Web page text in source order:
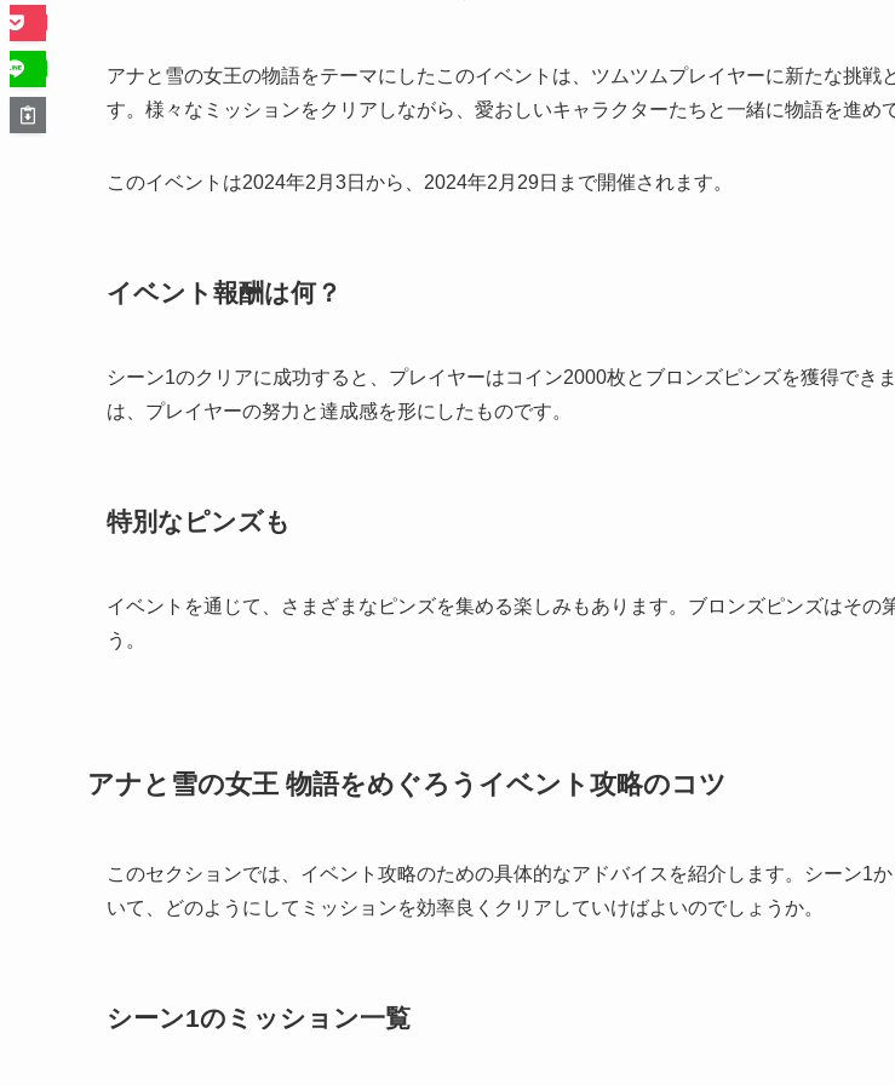
アナと雪の女王の物語をテーマにしたこのイベントは、ツムツムプレイヤーに新たな挑戦
す。様々なミッションをクリアしながら、愛おしいキャラクターたちと一緒に物語を進め
このイベントは2024年2月3日から、2024年2月29日まで開催されます。
イベント報酬は何？
シーン1のクリアに成功すると、プレイヤーはコイン2000枚とブロンズピンズを獲得でき
は、プレイヤーの努力と達成感を形にしたものです。
特別なピンズも
イベントを通じて、さまざまなピンズを集める楽しみもあります。ブロンズピンズはその
う。
アナと雪の女王 物語をめぐろうイベント攻略のコツ
このセクションでは、イベント攻略のための具体的なアドバイスを紹介します。シーン1
いて、どのようにしてミッションを効率良くクリアしていけばよいのでしょうか。
シーン1のミッション一覧